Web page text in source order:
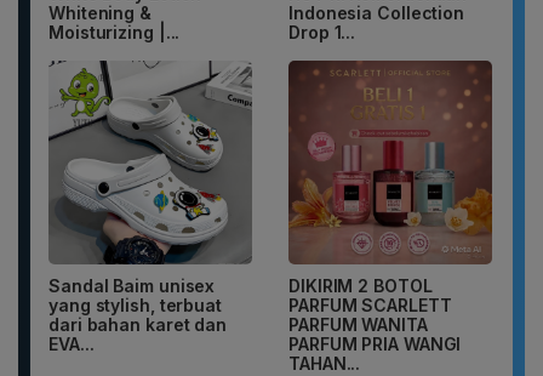
Whitening &
Moisturizing |...
Indonesia Collection
Drop 1...
Sandal Baim unisex
yang stylish, terbuat
dari bahan karet dan
EVA...
DIKIRIM 2 BOTOL
PARFUM SCARLETT
PARFUM WANITA
PARFUM PRIA WANGI
TAHAN...